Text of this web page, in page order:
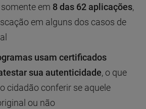
em 8 das 62 aplicações,
em alguns dos casos de
usam certificados
sua autenticidade, o que
cidadão conferir se aquele
ou não